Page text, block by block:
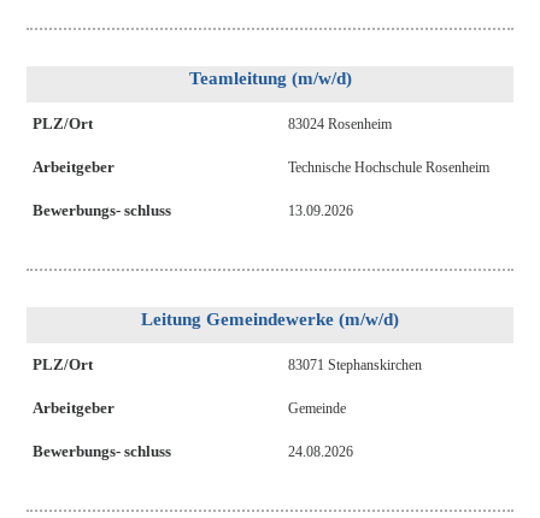
Teamleitung (m/w/d)
PLZ/Ort
Arbeitgeber
Bewerbungs- schluss
83024 Rosenheim
Technische Hochschule Rosenheim
13.09.2026
Leitung Gemeindewerke (m/w/d)
PLZ/Ort
Arbeitgeber
Bewerbungs- schluss
83071 Stephanskirchen
Gemeinde
24.08.2026